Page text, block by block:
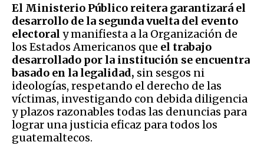
El Ministerio Público reitera garantizará el
desarrollo de la segunda vuelta del evento
electoral y manifiesta a la Organización de
los Estados Americanos que el trabajo
desarrollado por la institución se encuentra
basado en la legalidad, sin sesgos ni
ideologías, respetando el derecho de las
víctimas, investigando con debida diligencia
y plazos razonables todas las denuncias para
lograr una justicia eficaz para todos los
guatemaltecos.